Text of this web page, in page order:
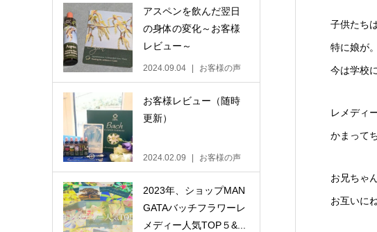
子供たち
特に娘が。
今は学校
レメディ
かまって
お兄ちゃ
お互いにね
アスペンを飲んだ翌日
の身体の変化～お客様
レビュー～
2024.09.04 お客様の声
お客様レビュー（随時
更新）
2024.02.09 お客様の声
2023年、ショップMAN
GATAバッチフラワーレ
メディー人気TOP５&...